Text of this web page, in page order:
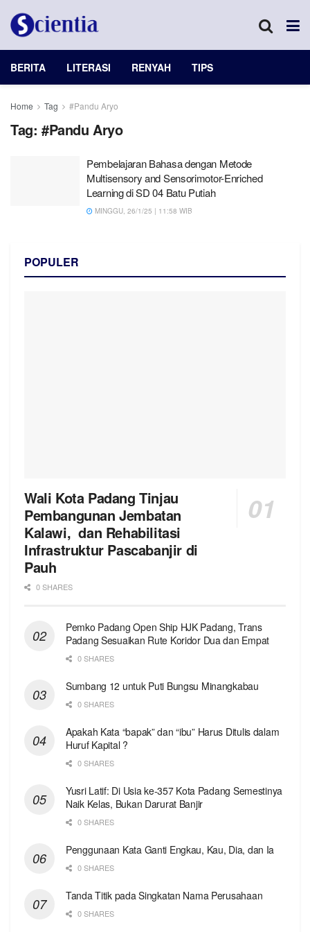
BERITA LITERASI RENYAH TIPS
Home Tag #Pandu Aryo
Tag: #Pandu Aryo
Pembelajaran Bahasa dengan Metode
Multisensory and Sensorimotor-Enriched
Learning di SD 04 Batu Putiah
MINGGU, 26/1/25 | 11:58 WIB
POPULER
Wali Kota Padang Tinjau
Pembangunan Jembatan
Kalawi, dan Rehabilitasi
Infrastruktur Pascabanjir di
Pauh
0 SHARES
Pemko Padang Open Ship HJK Padang, Trans
Padang Sesuaikan Rute Koridor Dua dan Empat
0 SHARES
Sumbang 12 untuk Puti Bungsu Minangkabau
0 SHARES
Apakah Kata “bapak” dan “ibu” Harus Ditulis dalam
Huruf Kapital ?
0 SHARES
Yusri Latif: Di Usia ke-357 Kota Padang Semestinya
Naik Kelas, Bukan Darurat Banjir
0 SHARES
Penggunaan Kata Ganti Engkau, Kau, Dia, dan Ia
0 SHARES
Tanda Titik pada Singkatan Nama Perusahaan
0 SHARES